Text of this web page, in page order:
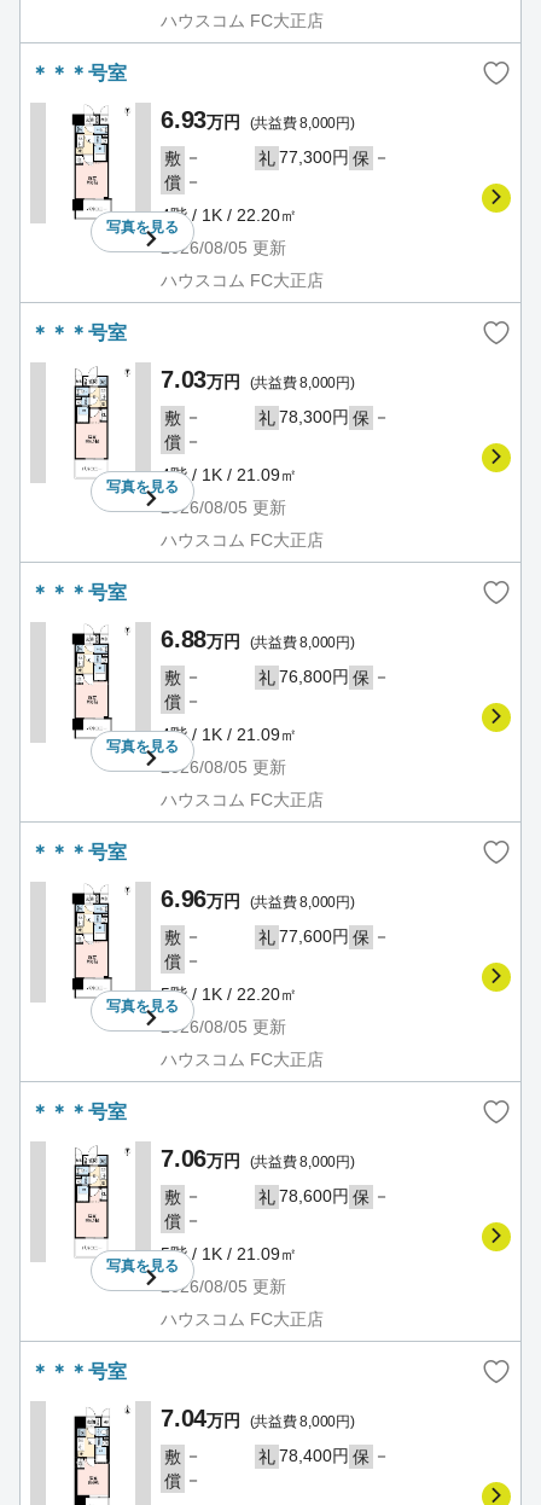
ハウスコム FC大正店
＊＊＊号室
写真を見る
6.93万円 (共益費 8,000円)
敷 － 礼77,300円 保 －
償 －
4階 / 1K / 22.20㎡
2026/08/05 更新
ハウスコム FC大正店
＊＊＊号室
写真を見る
7.03万円 (共益費 8,000円)
敷 － 礼78,300円 保 －
償 －
4階 / 1K / 21.09㎡
2026/08/05 更新
ハウスコム FC大正店
＊＊＊号室
写真を見る
6.88万円 (共益費 8,000円)
敷 － 礼76,800円 保 －
償 －
4階 / 1K / 21.09㎡
2026/08/05 更新
ハウスコム FC大正店
＊＊＊号室
写真を見る
6.96万円 (共益費 8,000円)
敷 － 礼77,600円 保 －
償 －
5階 / 1K / 22.20㎡
2026/08/05 更新
ハウスコム FC大正店
＊＊＊号室
写真を見る
7.06万円 (共益費 8,000円)
敷 － 礼78,600円 保 －
償 －
5階 / 1K / 21.09㎡
2026/08/05 更新
ハウスコム FC大正店
＊＊＊号室
7.04万円 (共益費 8,000円)
敷 － 礼78,400円 保 －
償 －